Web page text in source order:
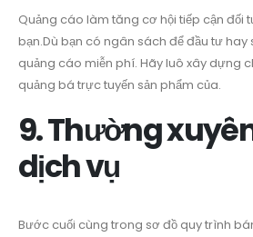
Quảng cáo làm tăng cơ hội tiếp cận đối
bạn.Dù bạn có ngân sách để đầu tư
quảng cáo miễn phí. Hãy luô xây dựng
quảng bá trực tuyến sản phẩm của.
9. Thường
dịch vụ
Bước cuối cùng trong sơ đồ quy trình